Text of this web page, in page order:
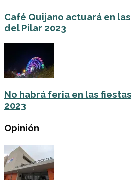
Café Quijano actuará en
del Pilar 2023
No habrá feria en las
2023
Opinión